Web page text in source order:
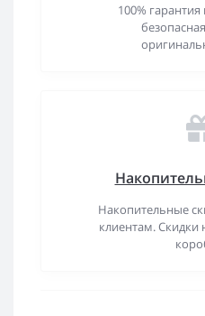
100%
Накопительные
клиентам. Скидки